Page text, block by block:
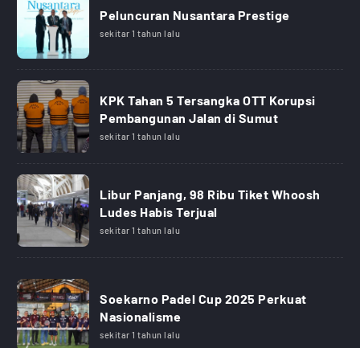
Peluncuran Nusantara Prestige
sekitar 1 tahun lalu
KPK Tahan 5 Tersangka OTT Korupsi
Pembangunan Jalan di Sumut
sekitar 1 tahun lalu
Libur Panjang, 98 Ribu Tiket Whoosh
Ludes Habis Terjual
sekitar 1 tahun lalu
Soekarno Padel Cup 2025 Perkuat
Nasionalisme
sekitar 1 tahun lalu